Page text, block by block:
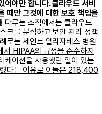
야만 합니다. 클라우드 서비
때만 그것에 대한 보호 책임을
다루는 조직에서는 클라우드
크를 분석하고 보안 관리 정책
로는 세인트 엘리자베스 병원
HIPAA의 규정을 준수하지
케이션을 사용했던 일이 있는
다는 이유로 이들은 218,400